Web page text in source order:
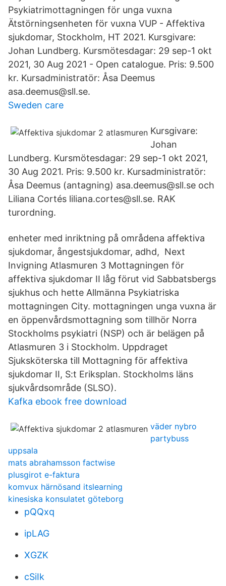
Psykiatrimottagningen för unga vuxna
Ätstörningsenheten för vuxna VUP - Affektiva
sjukdomar, Stockholm, HT 2021. Kursgivare:
Johan Lundberg. Kursmötesdagar: 29 sep-1 okt
2021, 30 Aug 2021 - Open catalogue. Pris: 9.500
kr. Kursadministratör: Åsa Deemus
asa.deemus@sll.se.
Sweden care
Kursgivare:
Johan
Lundberg. Kursmötesdagar: 29 sep-1 okt 2021,
30 Aug 2021. Pris: 9.500 kr. Kursadministratör:
Åsa Deemus (antagning) asa.deemus@sll.se och
Liliana Cortés liliana.cortes@sll.se. RAK
turordning.
enheter med inriktning på områdena affektiva
sjukdomar, ångestsjukdomar, adhd, Next
Invigning Atlasmuren 3 Mottagningen för
affektiva sjukdomar II låg förut vid Sabbatsbergs
sjukhus och hette Allmänna Psykiatriska
mottagningen City. mottagningen unga vuxna är
en öppenvårdsmottagning som tillhör Norra
Stockholms psykiatri (NSP) och är belägen på
Atlasmuren 3 i Stockholm. Uppdraget
Sjuksköterska till Mottagning för affektiva
sjukdomar II, S:t Eriksplan. Stockholms läns
sjukvårdsområde (SLSO).
Kafka ebook free download
väder nybro
partybuss
uppsala
mats abrahamsson factwise
plusgirot e-faktura
komvux härnösand itslearning
kinesiska konsulatet göteborg
pQQxq
ipLAG
XGZK
cSiIk